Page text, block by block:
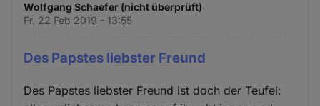
Wolfgang Schaefer (nicht überprüft)
Fr. 22 Feb 2019 - 13:55
Des Papstes liebster Freund
Des Papstes liebster Freund ist doch der Teufel: